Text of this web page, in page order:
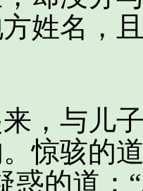
姓名，
与儿子
惊骇的
惑的道：